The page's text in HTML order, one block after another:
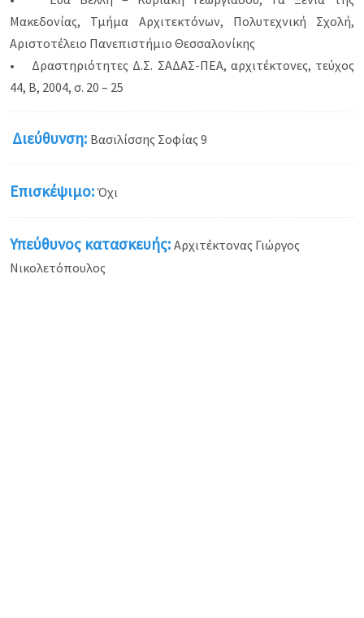
Μακεδονίας, Τμήμα Αρχιτεκτόνων, Πολυτεχνική Σχολή,
Αριστοτέλειο Πανεπιστήμιο Θεσσαλονίκης
• Δραστηριότητες Δ.Σ. ΣΑΔΑΣ-ΠΕΑ, αρχιτέκτονες, τεύχος
44, Β, 2004, σ. 20 – 25
Διεύθυνση: Βασιλίσσης Σοφίας 9
Επισκέψιμο: Όχι
Υπεύθυνος κατασκευής: Αρχιτέκτονας Γιώργος
Νικολετόπουλος